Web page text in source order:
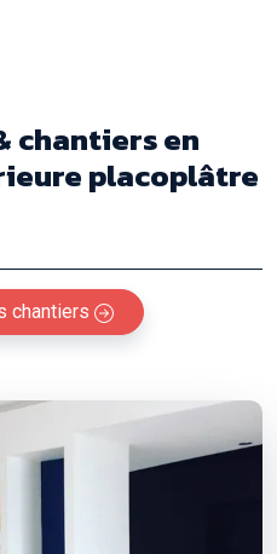
chantiersen
placoplâtre
chantiers